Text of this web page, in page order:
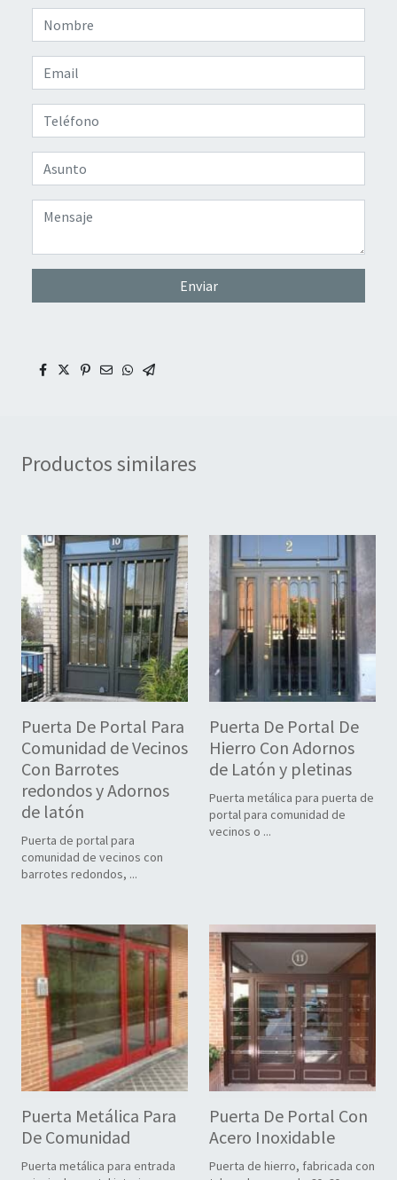
Enviar
Productos similares
Puerta De Portal Para
Comunidad de Vecinos
Con Barrotes
redondos y Adornos
de latón
Puerta de portal para
comunidad de vecinos con
barrotes redondos, ...
Puerta De Portal De
Hierro Con Adornos
de Latón y pletinas
Puerta metálica para puerta de
portal para comunidad de
vecinos o ...
Puerta Metálica Para
De Comunidad
Puerta metálica para entrada
Puerta De Portal Con
Acero Inoxidable
Puerta de hierro, fabricada con